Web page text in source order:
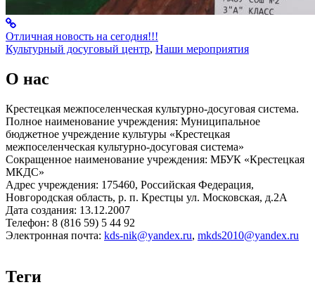
Отличная новость на сегодня!!!
Культурный досуговый центр, Наши мероприятия
О нас
Крестецкая межпоселенческая культурно-досуговая система.
Полное наименование учреждения: Муниципальное
бюджетное учреждение культуры «Крестецкая
межпоселенческая культурно-досуговая система»
Сокращенное наименование учреждения: МБУК «Крестецкая
МКДС»
Адрес учреждения: 175460, Российская Федерация,
Новгородская область, р. п. Крестцы ул. Московская, д.2А
Дата создания: 13.12.2007
Телефон: 8 (816 59) 5 44 92
Электронная почта: kds-nik@yandex.ru, mkds2010@yandex.ru
Теги